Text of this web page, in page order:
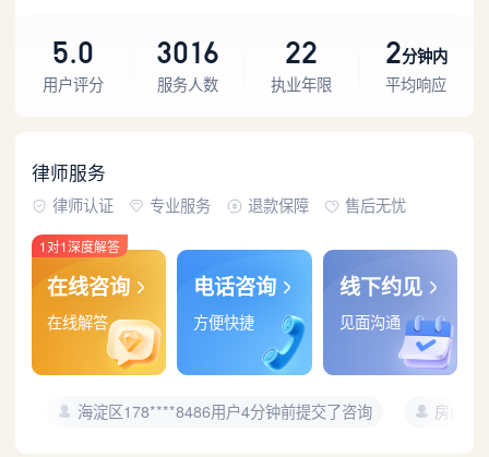
5.0
用户评分
3016
服务人数
22
执业年限
2分钟内
平均响应
律师服务
律师认证 专业服务 退款保障 售后无忧
1对1深度解答
在线咨询
在线解答
电话咨询
方便快捷
线下约见
见面沟通
海淀区178****8486用户4分钟前提交了咨询 房山区